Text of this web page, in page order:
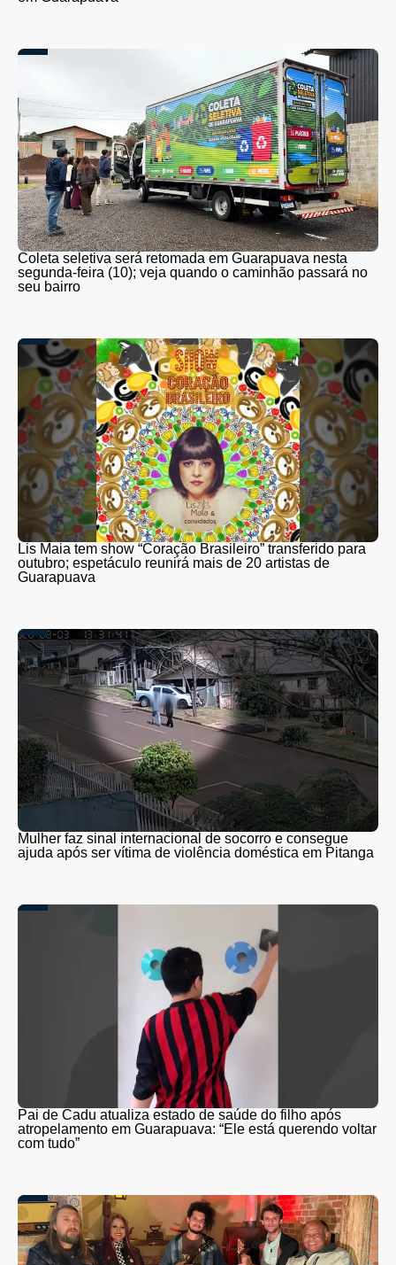
Coleta seletiva será retomada em Guarapuava nesta
segunda-feira (10); veja quando o caminhão passará no
seu bairro
Lis Maia tem show “Coração Brasileiro” transferido para
outubro; espetáculo reunirá mais de 20 artistas de
Guarapuava
Mulher faz sinal internacional de socorro e consegue
ajuda após ser vítima de violência doméstica em Pitanga
Pai de Cadu atualiza estado de saúde do filho após
atropelamento em Guarapuava: “Ele está querendo voltar
com tudo”